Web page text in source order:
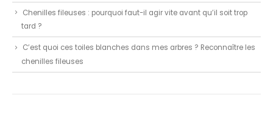
Chenilles fileuses : pourquoi faut-il agir vite avant qu’il soit trop
tard ?
C’est quoi ces toiles blanches dans mes arbres ? Reconnaître les
chenilles fileuses